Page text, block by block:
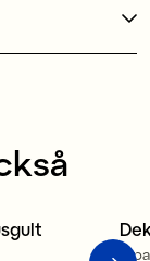
2-